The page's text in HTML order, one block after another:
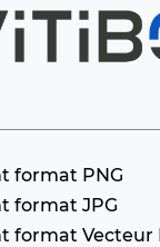
format PNG
format JPG
format Vecteur